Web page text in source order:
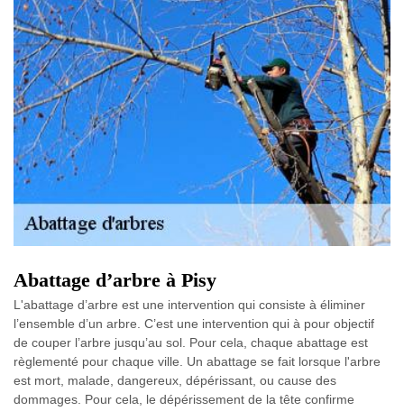
Abattage d’arbre à Pisy
L'abattage d’arbre est une intervention qui consiste à éliminer
l’ensemble d’un arbre. C’est une intervention qui à pour objectif
de couper l’arbre jusqu’au sol. Pour cela, chaque abattage est
règlementé pour chaque ville. Un abattage se fait lorsque l'arbre
est mort, malade, dangereux, dépérissant, ou cause des
dommages. Pour cela, le dépérissement de la tête confirme